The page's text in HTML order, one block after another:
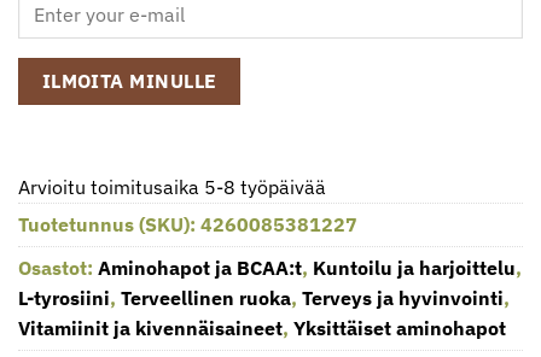
ILMOITA MINULLE
Arvioitu toimitusaika 5-8 työpäivää
Tuotetunnus (SKU): 4260085381227
Osastot: Aminohapot ja BCAA:t, Kuntoilu ja harjoittelu,
L-tyrosiini, Terveellinen ruoka, Terveys ja hyvinvointi,
Vitamiinit ja kivennäisaineet, Yksittäiset aminohapot